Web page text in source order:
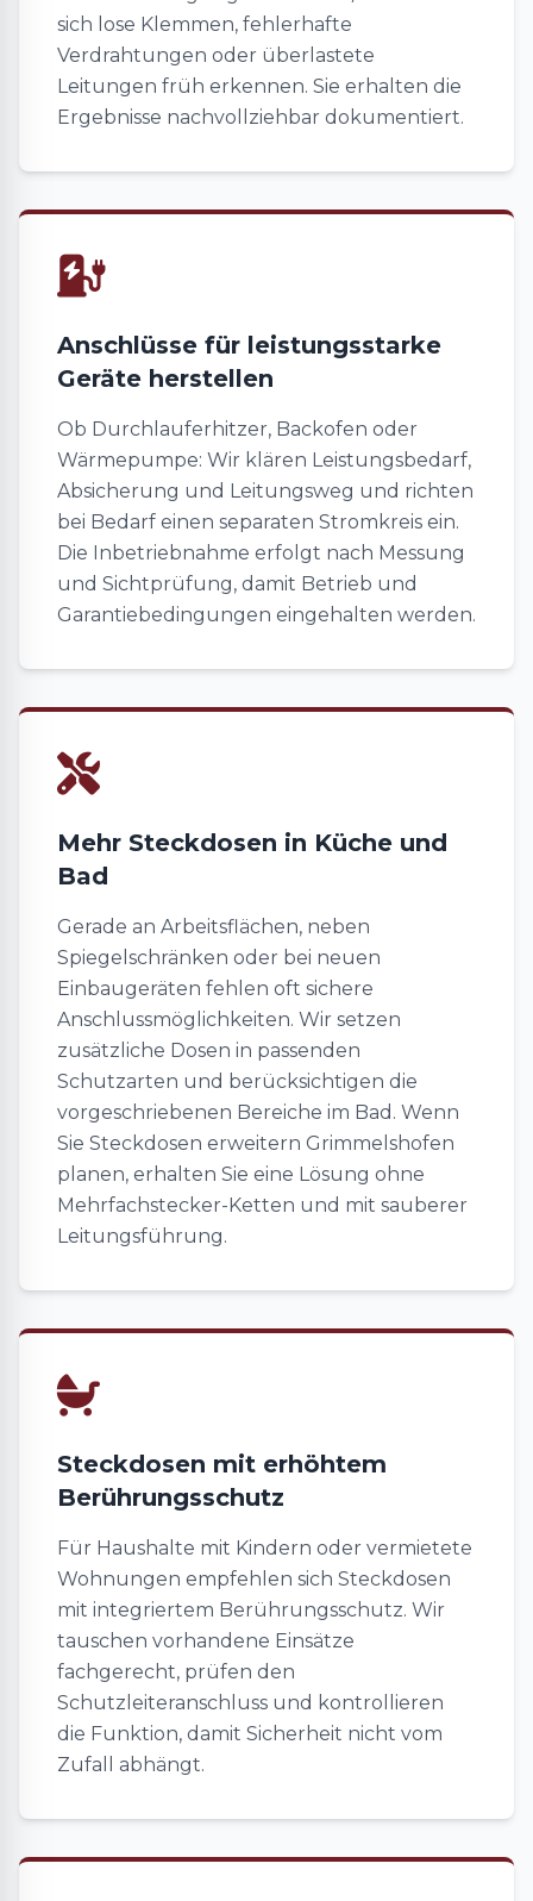
sich lose Klemmen, fehlerhafte
Verdrahtungen oder überlastete
Leitungen früh erkennen. Sie erhalten die
Ergebnisse nachvollziehbar dokumentiert.
Anschlüsse für leistungsstarke
Geräte herstellen
Ob Durchlauferhitzer, Backofen oder
Wärmepumpe: Wir klären Leistungsbedarf,
Absicherung und Leitungsweg und richten
bei Bedarf einen separaten Stromkreis ein.
Die Inbetriebnahme erfolgt nach Messung
und Sichtprüfung, damit Betrieb und
Garantiebedingungen eingehalten werden.
Mehr Steckdosen in Küche und
Bad
Gerade an Arbeitsflächen, neben
Spiegelschränken oder bei neuen
Einbaugeräten fehlen oft sichere
Anschlussmöglichkeiten. Wir setzen
zusätzliche Dosen in passenden
Schutzarten und berücksichtigen die
vorgeschriebenen Bereiche im Bad. Wenn
Sie Steckdosen erweitern Grimmelshofen
planen, erhalten Sie eine Lösung ohne
Mehrfachstecker-Ketten und mit sauberer
Leitungsführung.
Steckdosen mit erhöhtem
Berührungsschutz
Für Haushalte mit Kindern oder vermietete
Wohnungen empfehlen sich Steckdosen
mit integriertem Berührungsschutz. Wir
tauschen vorhandene Einsätze
fachgerecht, prüfen den
Schutzleiteranschluss und kontrollieren
die Funktion, damit Sicherheit nicht vom
Zufall abhängt.